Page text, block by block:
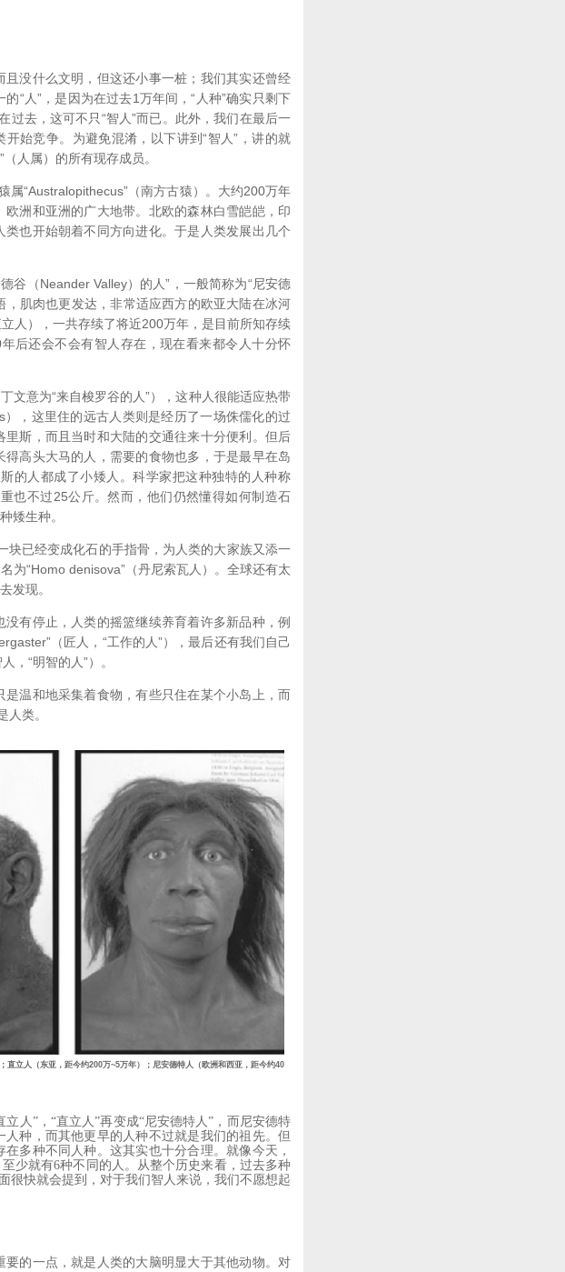
没什么文明，但这还小事一桩；我们其实还曾经
“人”，是因为在过去1万年间，“人种”确实只剩下
过去，这可不只“智人”而已。此外，我们在最后一
始竞争。为避免混淆，以下讲到“智人”，讲的就
人属）的所有现存成员。
“Australopithecus”（南方古猿）。大约200万年
洲和亚洲的广大地带。北欧的森林白雪皑皑，印
也开始朝着不同方向进化。于是人类发展出几个
谷（Neander Valley）的人”，一般简称为“尼安德
，肌肉也更发达，非常适应西方的欧亚大陆在冰河
人），一共存续了将近200万年，是目前所知存续
后还会不会有智人存在，现在看来都令人十分怀
文意为“来自梭罗谷的人”），这种人很能适应热带
，这里住的远古人类则是经历了一场侏儒化的过
斯，而且当时和大陆的交通往来十分便利。但后
高头大马的人，需要的食物也多，于是最早在岛
的人都成了小矮人。科学家把这种独特的人种称
也不过25公斤。然而，他们仍然懂得如何制造石
矮生种。
已经变成化石的手指骨，为人类的大家族又添一
为“Homo denisova”（丹尼索瓦人）。全球还有太
发现。
有停止，人类的摇篮继续养育着许多新品种，例
（匠人，“工作的人”），最后还有我们自己
，“明智的人”）。
温和地采集着食物，有些只住在某个小岛上，而
人类。
立人（东亚，距今约200万~5万年）；尼安德特人（欧洲和西亚，距今约40
人”，“直立人”再变成“尼安德特人”，而尼安德特
种，而其他更早的人种不过就是我们的祖先。但
多种不同人种。这其实也十分合理。就像今天，
少就有6种不同的人。从整个历史来看，过去多种
很快就会提到，对于我们智人来说，我们不愿想起
的一点，就是人类的大脑明显大于其他动物。对